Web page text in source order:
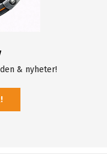
& nyheter!